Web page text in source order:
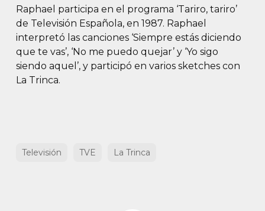
Raphael participa en el programa ‘Tariro, tariro’
de Televisión Española, en 1987. Raphael
interpretó las canciones ‘Siempre estás diciendo
que te vas’, ‘No me puedo quejar’ y ‘Yo sigo
siendo aquel’, y participó en varios sketches con
La Trinca.
Televisión TVE La Trinca